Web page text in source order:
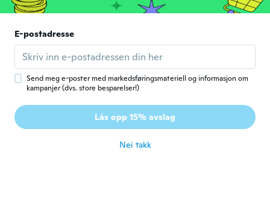
J Jana
Ble med i 2017 · 59 omtaler · 2 opplastinger
ca. 6 år siden
Fotis
Ble med i 2019 · 46 omtaler · 16 opplastinger
ca. 6 år siden
E-postadresse
Send meg e-poster med markedsføringsmateriell og informasjon om
kampanjer (dvs. store besparelser!)
Lås opp 15% avslag
Nei takk